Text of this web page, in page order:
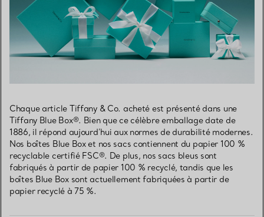
Chaque article Tiffany & Co. acheté est présenté dans une
Tiffany Blue Box®. Bien que ce célèbre emballage date de
1886, il répond aujourd’hui aux normes de durabilité modernes.
Nos boîtes Blue Box et nos sacs contiennent du papier 100 %
recyclable certifié FSC®. De plus, nos sacs bleus sont
fabriqués à partir de papier 100 % recyclé, tandis que les
boîtes Blue Box sont actuellement fabriquées à partir de
papier recyclé à 75 %.